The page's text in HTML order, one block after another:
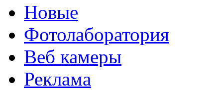
Новые
Фотолаборатория
Веб камеры
Реклама